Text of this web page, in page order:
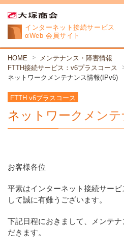
インターネット接続サービス
αWeb 会員サイト
HOME
メンテナンス・障害情報
FTTH接続サービス：v6プラスコース
ネットワークメンテナンス情報(IPv6)
FTTH v6プラスコース
ネットワークメン
お客様各位
平素はインターネット接続サー
して誠に有難うございます。
下記日程におきまして、メンテ
だきます。